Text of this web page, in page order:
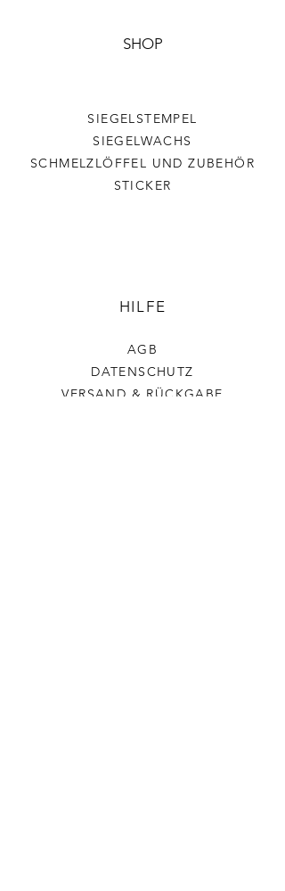
SHOP
SIEGELSTEMPEL
SIEGELWACHS
SCHMELZLÖFFEL UND ZUBEHÖR
STICKER
HILFE
AGB
DATENSCHUTZ
VERSAND & RÜCKGABE